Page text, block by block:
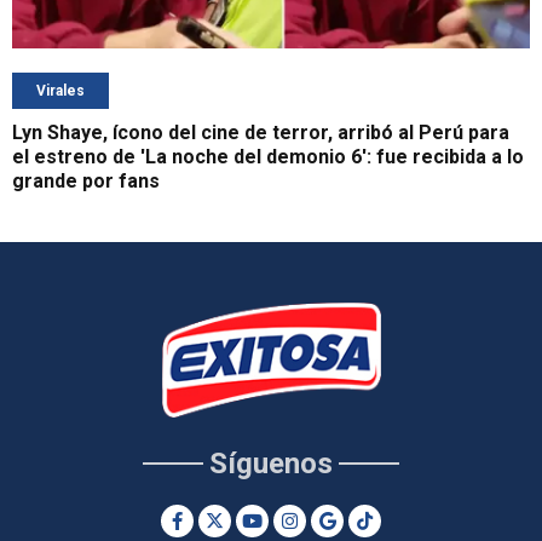
Virales
Lyn Shaye, ícono del cine de terror, arribó al Perú para
el estreno de 'La noche del demonio 6': fue recibida a lo
grande por fans
Síguenos